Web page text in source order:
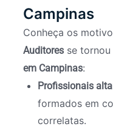
Campinas
Conheça os
Auditores se
em Campinas:
Profissionais
formados em
correlatas.